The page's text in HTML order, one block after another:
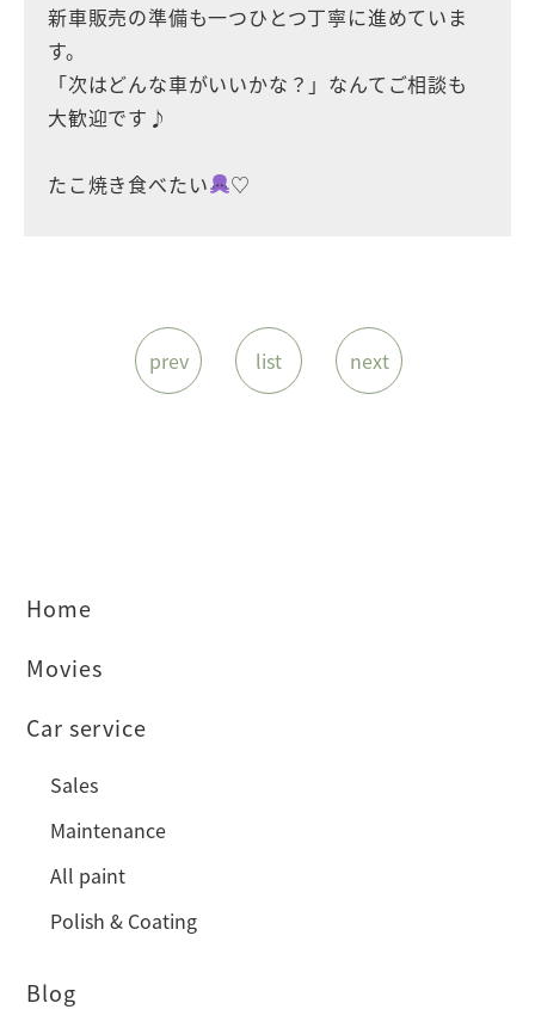
新車販売の準備も一つひとつ丁寧に進めていま
す。
「次はどんな車がいいかな？」なんてご相談も
大歓迎です♪
たこ焼き食べたい ♡
prev list next
Home
Movies
Car service
Sales
Maintenance
All paint
Polish & Coating
Blog